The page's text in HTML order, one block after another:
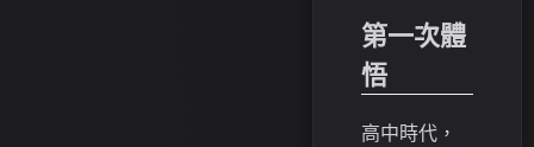
第一次體
悟
高中時代，